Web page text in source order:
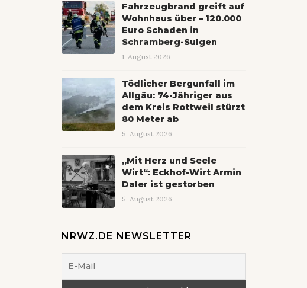
Fahrzeugbrand greift auf
Wohnhaus über – 120.000
Euro Schaden in
Schramberg-Sulgen
1. August 2026
Tödlicher Bergunfall im
Allgäu: 74-Jähriger aus
dem Kreis Rottweil stürzt
80 Meter ab
5. August 2026
„Mit Herz und Seele
Wirt“: Eckhof-Wirt Armin
Daler ist gestorben
5. August 2026
NRWZ.DE NEWSLETTER